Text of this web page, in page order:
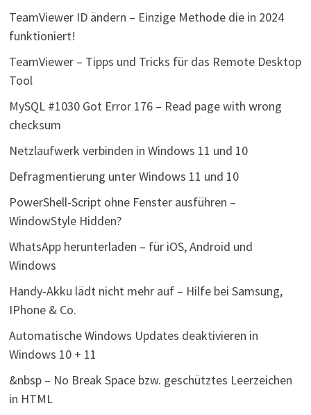
TeamViewer ID ändern – Einzige Methode die in 2024
funktioniert!
TeamViewer – Tipps und Tricks für das Remote Desktop
Tool
MySQL #1030 Got Error 176 – Read page with wrong
checksum
Netzlaufwerk verbinden in Windows 11 und 10
Defragmentierung unter Windows 11 und 10
PowerShell-Script ohne Fenster ausführen –
WindowStyle Hidden?
WhatsApp herunterladen – für iOS, Android und
Windows
Handy-Akku lädt nicht mehr auf – Hilfe bei Samsung,
IPhone & Co.
Automatische Windows Updates deaktivieren in
Windows 10 + 11
&nbsp – No Break Space bzw. geschütztes Leerzeichen
in HTML